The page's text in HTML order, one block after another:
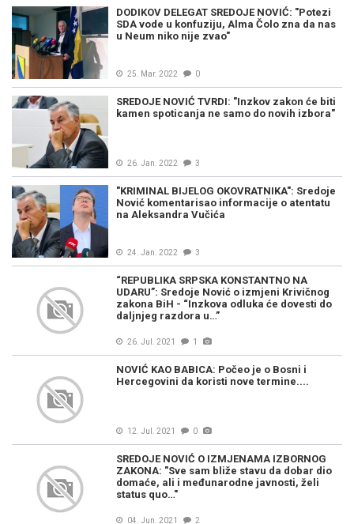
DODIKOV DELEGAT SREDOJE NOVIĆ: "Potezi
SDA vode u konfuziju, Alma Čolo zna da nas
u Neum niko nije zvao"
25. Mar. 2022 0
SREDOJE NOVIĆ TVRDI: "Inzkov zakon će biti
kamen spoticanja ne samo do novih izbora"
26. Jan. 2022 3
"KRIMINAL BIJELOG OKOVRATNIKA": Sredoje
Nović komentarisao informacije o atentatu
na Aleksandra Vučića
24. Jan. 2022 3
“REPUBLIKA SRPSKA KONSTANTNO NA
UDARU”: Sredoje Nović o izmjeni Krivičnog
zakona BiH - “Inzkova odluka će dovesti do
daljnjeg razdora u…”
26. Jul. 2021 1
NOVIĆ KAO BABICA: Počeo je o Bosni i
Hercegovini da koristi nove termine....
12. Jul. 2021 0
SREDOJE NOVIĆ O IZMJENAMA IZBORNOG
ZAKONA: "Sve sam bliže stavu da dobar dio
domaće, ali i međunarodne javnosti, želi
status quo…"
04. Jun. 2021 2